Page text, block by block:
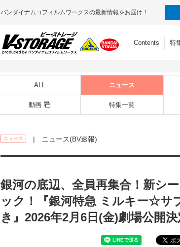
バンダイナムコフィルムワークスの最新情報をお届け！
Contents 特
ALL ニュース
動画 特集一覧
ニュース | ニュース(BV速報)
銀河の底辺、全員再集合！新シ
ック！『銀河特急 ミルキー☆サ
き』2026年2月6日(金)劇場公開決